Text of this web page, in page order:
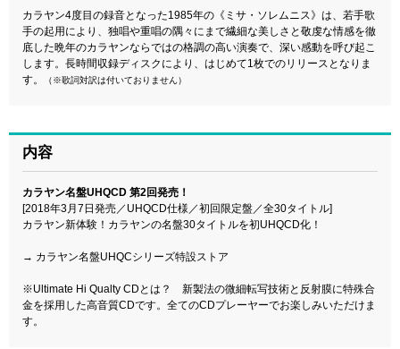
カラヤン4度目の録音となった1985年の《ミサ・ソレムニス》は、若手歌
手の起用により、独唱や重唱の隅々にまで繊細な美しさと敬虔な情感を徹
底した晩年のカラヤンならではの格調の高い演奏で、深い感動を呼び起こ
します。長時間収録ディスクにより、はじめて1枚でのリリースとなりま
す。
（※歌詞対訳は付いておりません）
内容
カラヤン名盤UHQCD 第2回発売！
[2018年3月7日発売／UHQCD仕様／初回限定盤／全30タイトル]
カラヤン新体験！カラヤンの名盤30タイトルを初UHQCD化！
→ カラヤン名盤UHQCシリーズ特設ストア
※Ultimate Hi Qualty CDとは？ 新製法の微細転写技術と反射膜に特殊合
金を採用した高音質CDです。全てのCDプレーヤーでお楽しみいただけま
す。